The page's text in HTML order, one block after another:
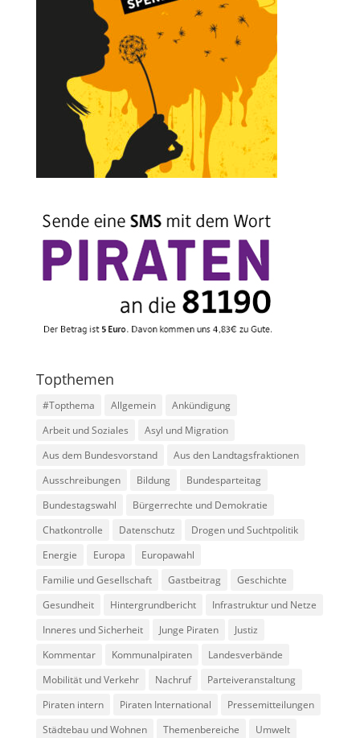
Topthemen
#Topthema Allgemein
Ankündigung
Arbeit und Soziales
Asyl und Migration
Aus dem Bundesvorstand
Aus den Landtagsfraktionen
Ausschreibungen
Bildung
Bundesparteitag
Bundestagswahl
Bürgerrechte und Demokratie
Chatkontrolle
Datenschutz
Drogen und Suchtpolitik
Energie
Europa
Europawahl
Familie und Gesellschaft
Gastbeitrag
Geschichte
Gesundheit
Hintergrundbericht
Infrastruktur und Netze
Inneres und Sicherheit
Junge Piraten
Justiz
Kommentar
Kommunalpiraten
Landesverbände
Mobilität und Verkehr
Nachruf
Parteiveranstaltung
Piraten intern
Piraten International
Pressemitteilungen
Städtebau und Wohnen
Themenbereiche
Umwelt